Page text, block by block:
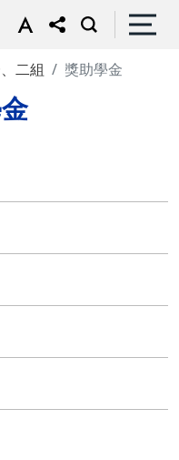
二組 獎助學金